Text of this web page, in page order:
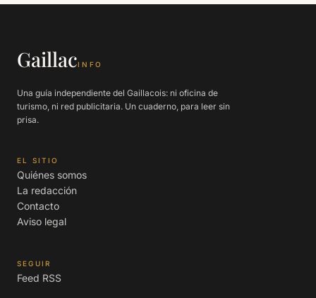
GaillacINFO
Una guía independiente del Gaillacois: ni oficina de
turismo, ni red publicitaria. Un cuaderno, para leer sin
prisa.
EL SITIO
Quiénes somos
La redacción
Contacto
Aviso legal
SEGUIR
Feed RSS